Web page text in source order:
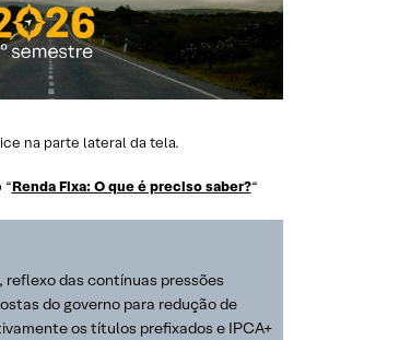
na parte lateral da tela.
Renda Fixa: O que é preciso saber?“
das contínuas pressões
do governo para redução de
os títulos prefixados e IPCA+